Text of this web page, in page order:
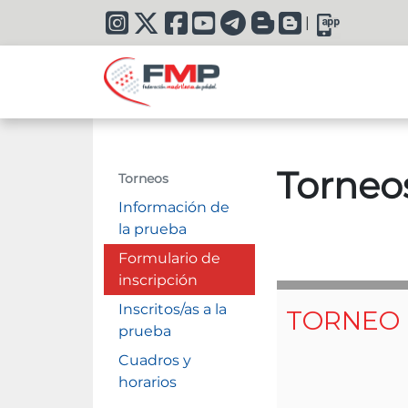
|
Torneos
Información de
la prueba
Formulario de
inscripción
Inscritos/as a la
prueba
Cuadros y
horarios